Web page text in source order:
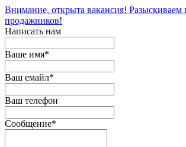
Внимание, открыта вакансия! Разыскиваем
продажников!
Написать нам
Ваше имя*
Ваш емайл*
Ваш телефон
Сообщение*